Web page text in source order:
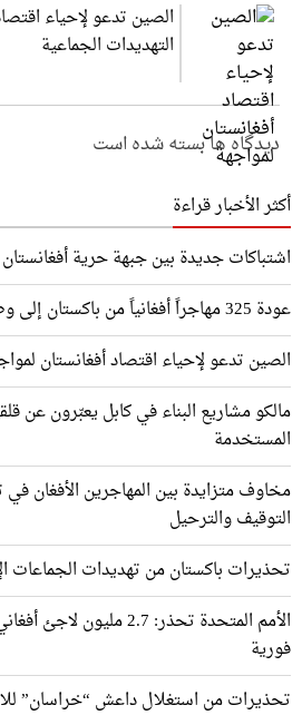
الصين تدعو لإحياء
التهديدات الجماعية
دیدگاه ها بسته شده است
أكثر الأخبار قراءة
اشتباكات جديدة بين جبهة حرية
عودة 325 مهاجراً أفغانياً من باكستان إلى وطنهم
الصين تدعو لإحياء اقتصاد أفغانستان
مالكو مشاريع البناء في كابل يعبّرون عن
المستخدمة
مخاوف متزايدة بين المهاجرين الأفغان
التوقيف والترحيل
تحذيرات باكستان من تهديدات الجماعات
الأمم المتحدة تحذر: 2.7
فورية
تحذيرات من استغلال داعش “خراسان”